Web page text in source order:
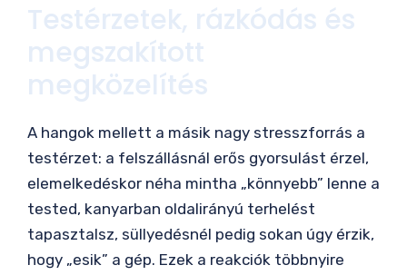
Testérzetek, rázkódás és
megszakított
megközelítés
A hangok mellett a másik nagy stresszforrás a
testérzet: a felszállásnál erős gyorsulást érzel,
elemelkedéskor néha mintha „könnyebb” lenne a
tested, kanyarban oldalirányú terhelést
tapasztalsz, süllyedésnél pedig sokan úgy érzik,
hogy „esik” a gép. Ezek a reakciók többnyire